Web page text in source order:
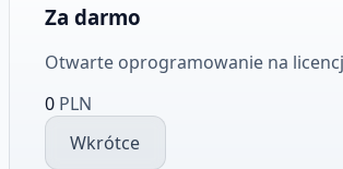
Za darmo
Otwarte oprogramowanie na
0 PLN
Wkrótce